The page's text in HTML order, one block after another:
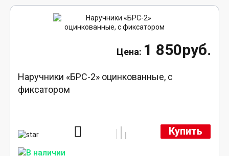
1 850руб.
Наручники «БРС-2» оцинкованные, с
фиксатором
Купить